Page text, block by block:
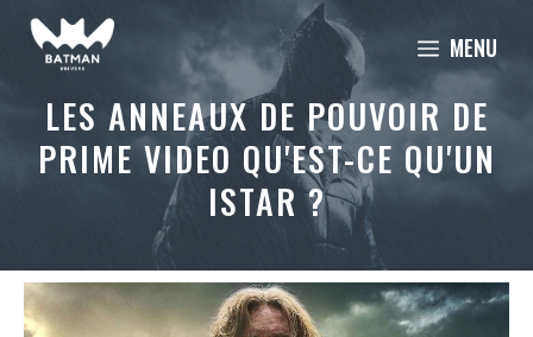
Aller
MENU
LES ANNEAUX DE POUVOIR DE
PRIME VIDEO QU'EST-CE QU'UN
ISTAR ?